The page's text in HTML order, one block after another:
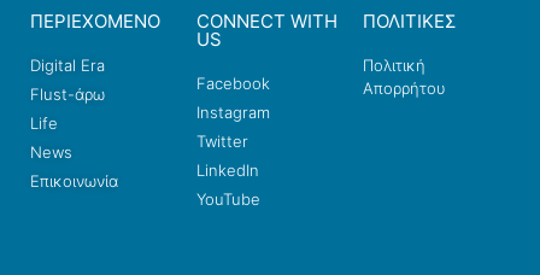
ΠΕΡΙΕΧΟΜΕΝΟ
Digital Era
Flust-άρω
Life
News
Επικοινωνία
CONNECT WITH
US
Facebook
Instagram
Twitter
LinkedIn
YouTube
ΠΟΛΙΤΙΚΕΣ
Πολιτική
Απορρήτου